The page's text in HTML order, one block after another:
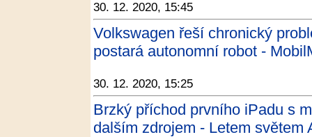
30. 12. 2020, 15:45
Volkswagen řeší chronický
postará autonomní robot -
30. 12. 2020, 15:25
Brzký příchod prvního iPadu s
dalším zdrojem - Letem světem